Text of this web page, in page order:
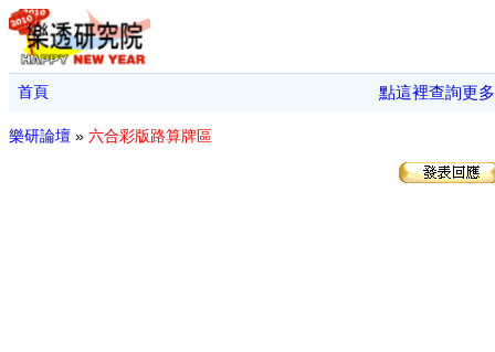
首頁 點這裡查詢更多
樂研論壇 » 六合彩版路算牌區